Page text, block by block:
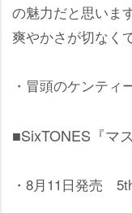
の魅力だと思いま
爽やかさが切なく
・冒頭のケンティ
■SixTONES『マ
・8月11日発売